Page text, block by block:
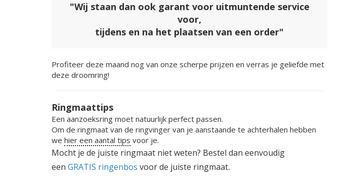
"Wij staan dan ook garant voor uitmuntende service
voor,
tijdens en na het plaatsen van een order"
Profiteer deze maand nog van onze scherpe prijzen en verras je geliefde met
deze droomring!
Ringmaattips
Een aanzoeksring moet natuurlijk perfect passen.
Om de ringmaat van de ringvinger van je aanstaande te achterhalen hebben
we hier een aantal tips voor je.
Mocht je de juiste ringmaat niet weten? Bestel dan eenvoudig
een GRATIS ringenbos voor de juiste ringmaat.